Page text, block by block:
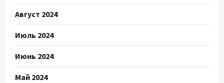
Август 2024
Июль 2024
Июнь 2024
Май 2024